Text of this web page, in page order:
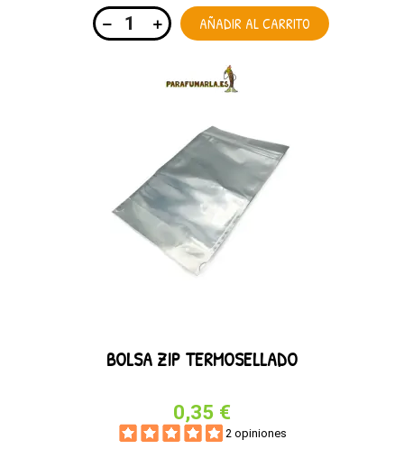
AÑADIR AL CARRITO
BOLSA ZIP TERMOSELLADO
0,35 €
2 opiniones